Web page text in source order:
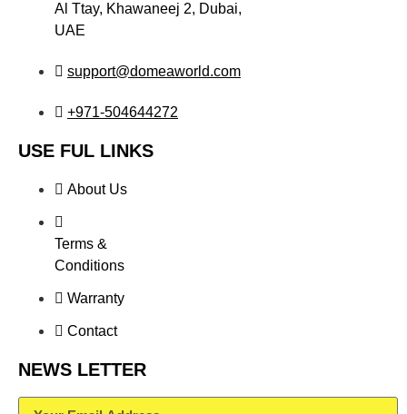
Al Ttay, Khawaneej 2, Dubai,
UAE
support@domeaworld.com
+971-504644272
USE FUL LINKS
About Us
Terms &
Conditions
Warranty
Contact
NEWS LETTER